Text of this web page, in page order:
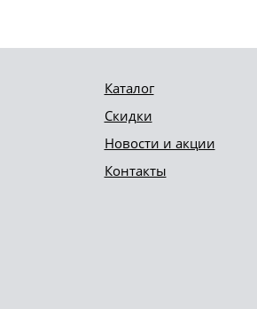
Каталог
Скидки
Новости и акции
Контакты